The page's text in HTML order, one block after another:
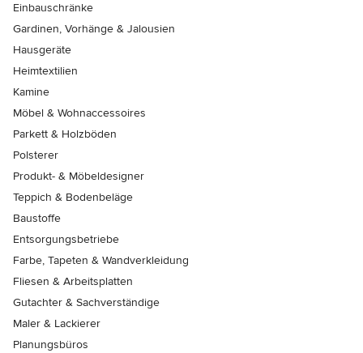
Einbauschränke
Gardinen, Vorhänge & Jalousien
Hausgeräte
Heimtextilien
Kamine
Möbel & Wohnaccessoires
Parkett & Holzböden
Polsterer
Produkt- & Möbeldesigner
Teppich & Bodenbeläge
Baustoffe
Entsorgungsbetriebe
Farbe, Tapeten & Wandverkleidung
Fliesen & Arbeitsplatten
Gutachter & Sachverständige
Maler & Lackierer
Planungsbüros